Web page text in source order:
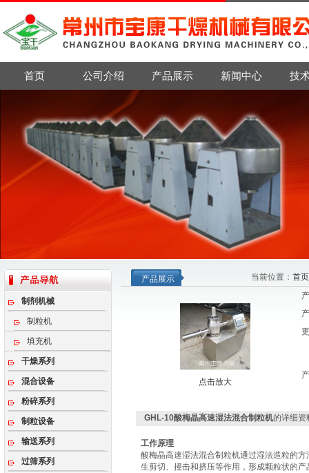
首页 公司介绍 产品展示 新闻中心 技
制剂机械
制粒机
填充机
干燥系列
混合设备
粉碎系列
制粒设备
输送系列
过筛系列
产品展示 当前位置： 首页
点击放大
GHL-10酸梅晶高速湿法混合制粒机的详细资
工作原理
酸梅晶高速湿法混合制粒机通过湿法造粒的
生剪切、撞击和挤压等作用，形成颗粒状的